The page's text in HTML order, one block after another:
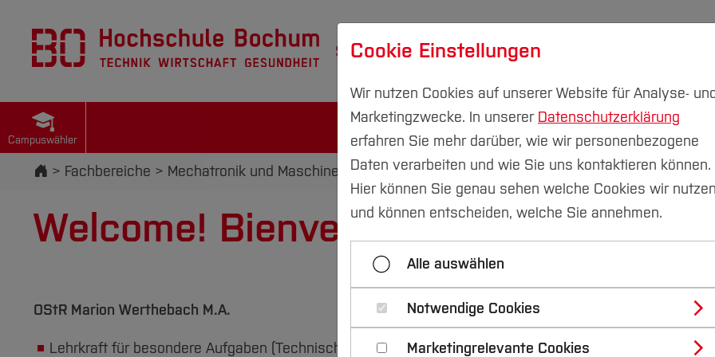
Studium Forschung & Transfer
Campuswähler
Startseite
Fachbereiche Mechatronik und Maschinenbau Einrichtungen
Welcome! Bienvenue! Herzlich
OStR Marion Werthebach M.A.
Lehrkraft für besondere Aufgaben (Technisches Englisch und technisches Französisch)/Senior Lecturer
Cookie Einstellungen
Wir nutzen Cookies auf unserer Website für Analyse- und
Marketingzwecke. In unserer Datenschutzerklärung
erfahren Sie mehr darüber, wie wir personenbezogene
Daten verarbeiten und wie Sie uns kontaktieren können.
Hier können Sie genau sehen welche Cookies wir nutzen
und können entscheiden, welche Sie annehmen.
Alle auswählen
Notwendige Cookies
Marketingrelevante Cookies